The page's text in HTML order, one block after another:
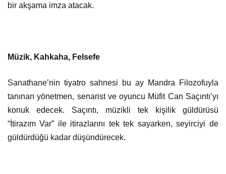
bir akşama imza atacak.
Müzik, Kahkaha, Felsefe
Sanathane’nin tiyatro sahnesi bu ay Mandra Filozofuyla
tanınan yönetmen, senarist ve oyuncu Müfit Can Saçıntı’yı
konuk edecek. Saçıntı, müzikli tek kişilik güldürüsü
“İtirazım Var” ile itirazlarını tek tek sayarken, seyirciyi de
güldürdüğü kadar düşündürecek.